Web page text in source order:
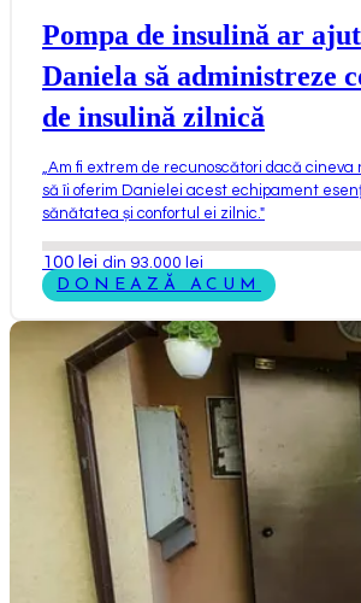
Pompa de insulină ar
Daniela să administreze
de insulină zilnică
Am fi extrem de recunoscători dacă
să îi oferim Danielei acest echipament
sănătatea și confortul ei zilnic. "
100 lei din 93.000 lei
DONEAZĂ ACUM